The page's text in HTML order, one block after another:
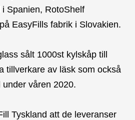
Spanien, RotoShelf
EasyFills fabrik i Slovakien.
sålt 1000st kylskåp till
tillverkare av läsk som också
under våren 2020.
Tyskland att de leveranser